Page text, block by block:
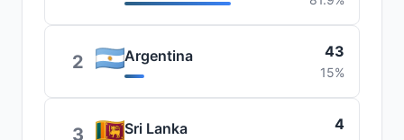
2 Argentina 43
15%
3 Sri Lanka 4